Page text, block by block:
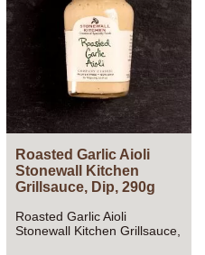
Roasted Garlic Aioli
Stonewall Kitchen
Grillsauce, Dip, 290g
Roasted Garlic Aioli
Stonewall Kitchen Grillsauce,